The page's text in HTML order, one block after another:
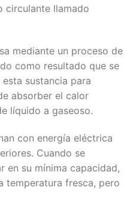
circulante llamado
mediante un proceso de
como resultado que se
sustancia para
absorber el calor
líquido a gaseoso.
con energía eléctrica
Cuando se
en su mínima capacidad,
temperatura fresca, pero